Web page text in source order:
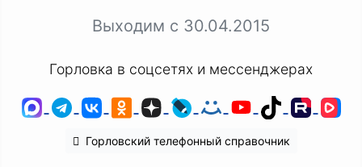
Выходим с 30.04.2015
Горловка в соцсетях и мессенджерах
MAXTelegram
ВКонтакте
Одноклассники
ДзенLiveJournal
Мой Мир
YouTube
TikTok
Горловский телефонный справочник